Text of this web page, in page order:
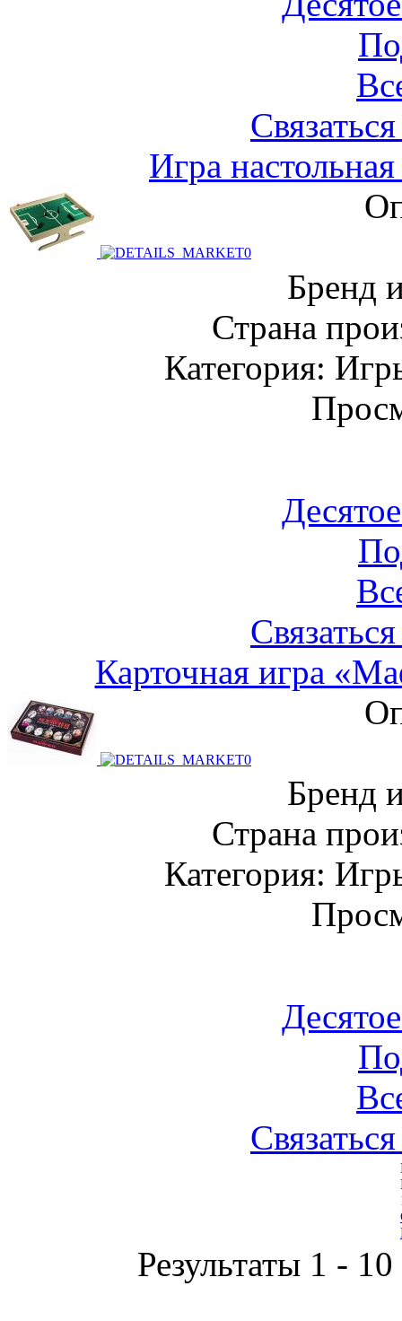
Игра
Бренд
Страна
Категория:
Карточная игра
Бренд
Страна
Категория:
Результаты 1 -